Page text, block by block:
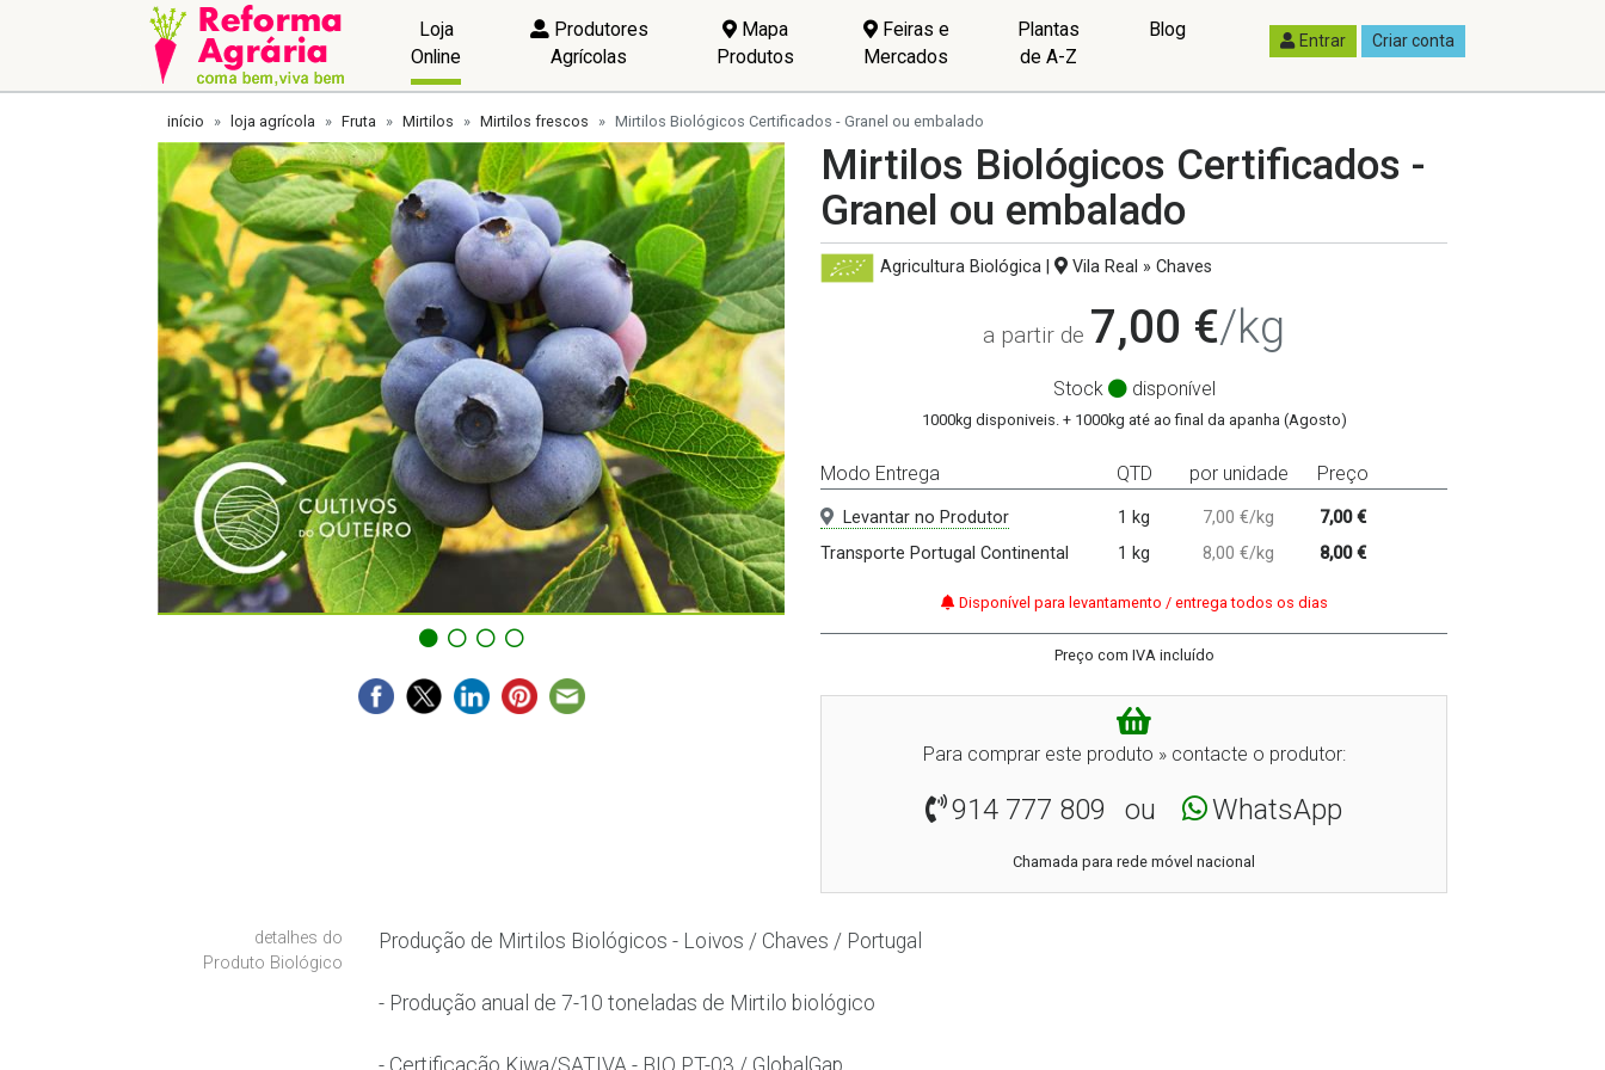
Loja
Online
Produtores
Agrícolas
Mapa
Produtos
Feiras e
Mercados
Plantas
de A-Z
Blog Entrar Criar conta
início loja agrícola Fruta Mirtilos Mirtilos frescos Mirtilos Biológicos Certificados - Granel ou embalado
Mirtilos Biológicos Certificados -
Granel ou embalado
Agricultura Biológica| Vila Real » Chaves
a partir de 7,00 €/kg
Stock disponível
1000kg disponiveis. + 1000kg até ao final da apanha (Agosto)
Modo Entrega QTD por unidade Preço
Levantar no Produtor 1 kg 7,00 €/kg
7,00 €
Transporte Portugal Continental
1 kg 8,00 €/kg 8,00 €
Disponível para levantamento / entrega todos os dias
Preço com IVA incluído
Para comprar este produto » contacte o produtor:
914 777 809 ou WhatsApp
Chamada para rede móvel nacional
detalhes do
Produto Biológico
Produção de Mirtilos Biológicos - Loivos / Chaves / Portugal
- Produção anual de 7-10 toneladas de Mirtilo biológico